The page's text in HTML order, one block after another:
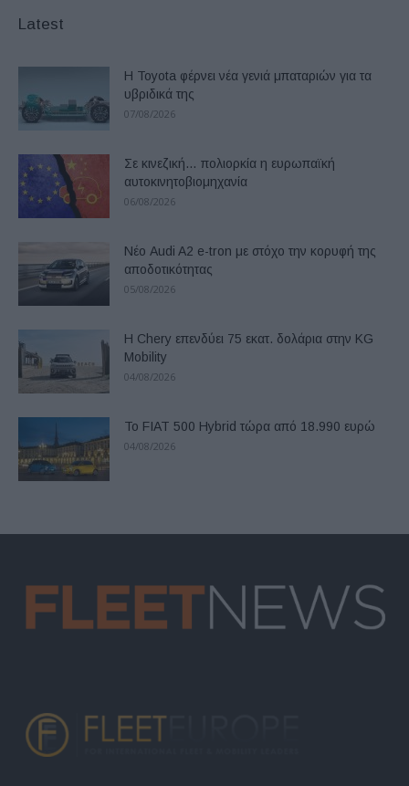
Latest
Η Toyota φέρνει νέα γενιά μπαταριών για τα
υβριδικά της
07/08/2026
Σε κινεζική… πολιορκία η ευρωπαϊκή
αυτοκινητοβιομηχανία
06/08/2026
Νέο Audi A2 e-tron με στόχο την κορυφή της
αποδοτικότητας
05/08/2026
Η Chery επενδύει 75 εκατ. δολάρια στην KG
Mobility
04/08/2026
Το FIAT 500 Hybrid τώρα από 18.990 ευρώ
04/08/2026